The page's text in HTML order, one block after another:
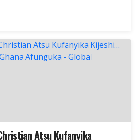
Atsu Kufanyika